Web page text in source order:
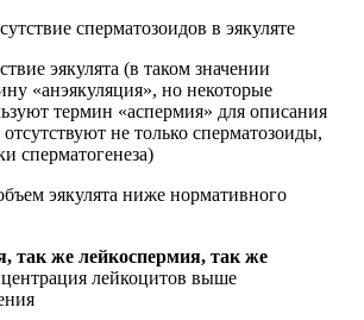
сперматозоидов в эякуляте
эякулята (в таком значении
«анэякуляция», но некоторые
термин «аспермия» для описания
не только сперматозоиды,
сперматогенеза)
эякулята ниже нормативного
так же лейкоспермия, так же
лейкоцитов выше